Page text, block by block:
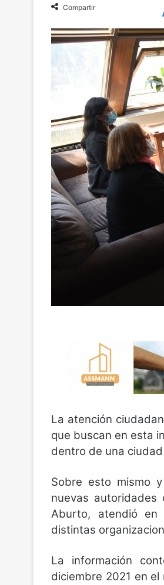
Compartir
La atención
que buscan en esta
dentro de una
Sobre esto mismo
nuevas autoridades
Aburto, atendió en
distintas
La información
diciembre 2021 en